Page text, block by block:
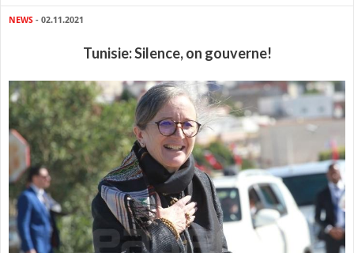
NEWS - 02.11.2021
Tunisie: Silence, on gouverne!